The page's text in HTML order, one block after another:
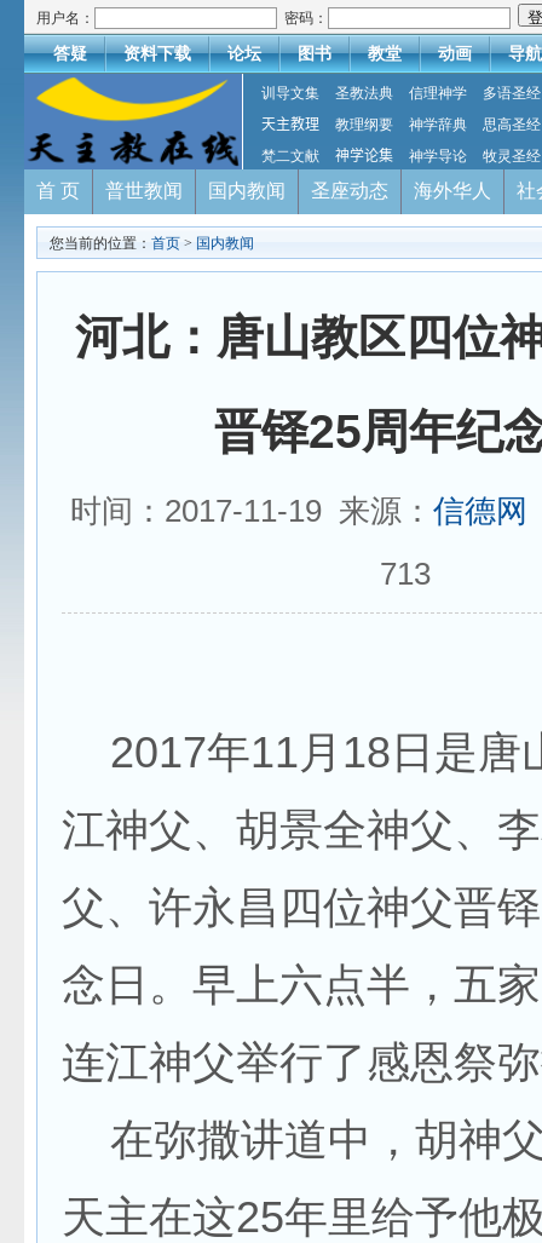
用户名： 密码：
答疑 资料下载 论坛 图书 教堂 动画 导航
训导文集 圣教法典 信理神学
多语圣经
天主教理
教理纲要 神学辞典
思高圣经
梵二文献
神学论集 神学导论 牧灵圣经
首 页 普世教闻 国内教闻 圣座动态 海外华人 社
您当前的位置： 首页 > 国内教闻
河北：唐山教区四位
晋铎25周年纪
时间：2017-11-19 来源： 信德网
713
2017年11月18日是唐
江神父、胡景全神父、
父、许永昌四位神父晋
念日。早上六点半，五
连江神父举行了感恩祭
在弥撒讲道中，胡神
天主在这25年里给予他